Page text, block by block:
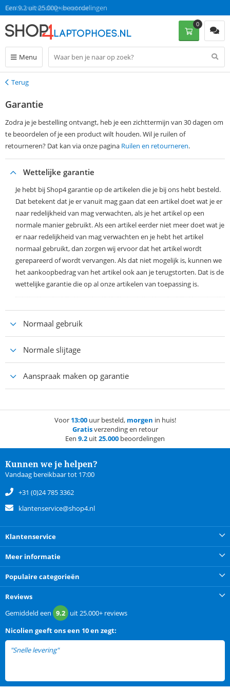
Gratis verzending en retour
Een 9.2 uit 25.000+ beoordelingen
Menu
0
Terug
Terug
Garantie
Zodra je je bestelling ontvangt, heb je een zichttermijn van 30 dagen om
te beoordelen of je een product wilt houden. Wil je ruilen of
retourneren? Dat kan via onze pagina Ruilen en retourneren.
Wettelijke garantie
Je hebt bij Shop4 garantie op de artikelen die je bij ons hebt besteld.
Dat betekent dat je er vanuit mag gaan dat een artikel doet wat je er
naar redelijkheid van mag verwachten, als je het artikel op een
normale manier gebruikt. Als een artikel eerder niet meer doet wat je
er naar redelijkheid van mag verwachten en je hebt het artikel
normaal gebruikt, dan zorgen wij ervoor dat het artikel wordt
gerepareerd of wordt vervangen. Als dat niet mogelijk is, kunnen we
het aankoopbedrag van het artikel ook aan je terugstorten. Dat is de
wettelijke garantie die op al onze artikelen van toepassing is.
Normaal gebruik
Normale slijtage
Aanspraak maken op garantie
Voor 13:00uur besteld, morgen in huis!
Gratisverzending en retour
Een 9.2 uit25.000 beoordelingen
Kunnen we je helpen?
Vandaag bereikbaar tot 17:00
+31 (0)24 785 3362
klantenservice@shop4.nl
Klantenservice
Meer informatie
Populaire categorieën
Reviews
Gemiddeld een 9.2 uit25.000+ reviews
Nicolien geeft ons een 10 en zegt:
"Snelle levering"